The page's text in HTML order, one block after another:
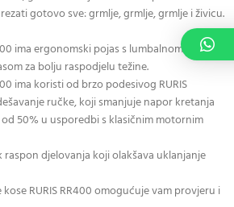
gotovo sve: grmlje, grmlje, grmlje i živicu.
ima ergonomski pojas s lumbalnom
za bolju raspodjelu težine.
ima koristi od brzo podesivog RURIS
ručke, koji smanjuje napor kretanja
50% u usporedbi s klasičnim motornim
raspon djelovanja koji olakšava uklanjanje
RURIS RR400 omogućuje vam provjeru i